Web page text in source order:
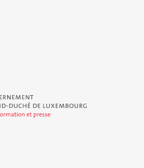
Duché de Luxembourg - Service